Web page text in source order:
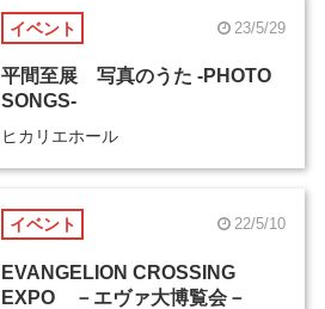
イベント 23/5/29
平間至展 写真のうた -PHOTO
SONGS-
ヒカリエホール
イベント 22/5/10
EVANGELION CROSSING
EXPO －エヴァ大博覧会－